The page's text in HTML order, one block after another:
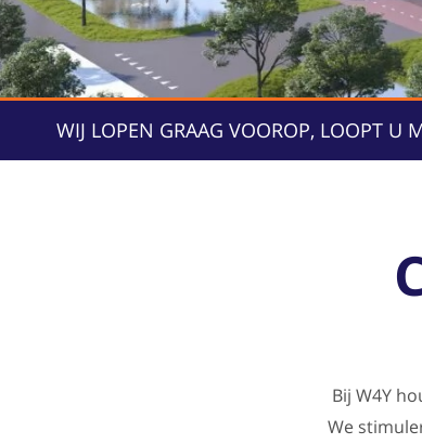
WIJ LOPEN GRAAG VOOROP, LOOPT U
Bij W4Y
We